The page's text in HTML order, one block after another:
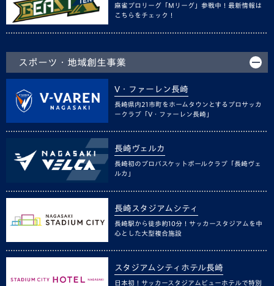
麻雀プロリーグ「Mリーグ」参戦中！最新情報は
こちらをチェック！
スポーツ・地域創生事業
V・ファーレン長崎
長崎県内21市町をホームタウンとするプロサッカ
ークラブ「V・ファーレン長崎」
長崎ヴェルカ
長崎初のプロバスケットボールクラブ「長崎ヴェ
ルカ」
長崎スタジアムシティ
長崎駅から徒歩約10分！サッカースタジアムを中
心とした大型複合施設
スタジアムシティホテル長崎
日本初！サッカースタジアムビューホテルで特別